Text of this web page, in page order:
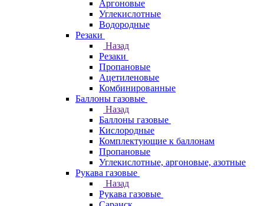
Аргоновые
Углекислотные
Водородные
Резаки
Назад
Резаки
Пропановые
Ацетиленовые
Комбинированные
Баллоны газовые
Назад
Баллоны газовые
Кислородные
Комплектующие к баллонам
Пропановые
Углекислотные, аргоновые, азотные
Рукава газовые
Назад
Рукава газовые